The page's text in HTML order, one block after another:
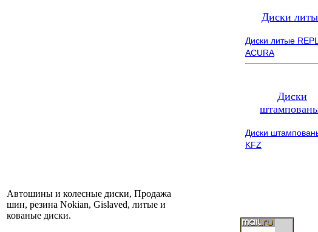
Диски
Диски литые
ACURA
Диски
Диски
KFZ
Автошины и колесные диски, Продажа
шин, резина Nokian, Gislaved, литые и
кованые диски.